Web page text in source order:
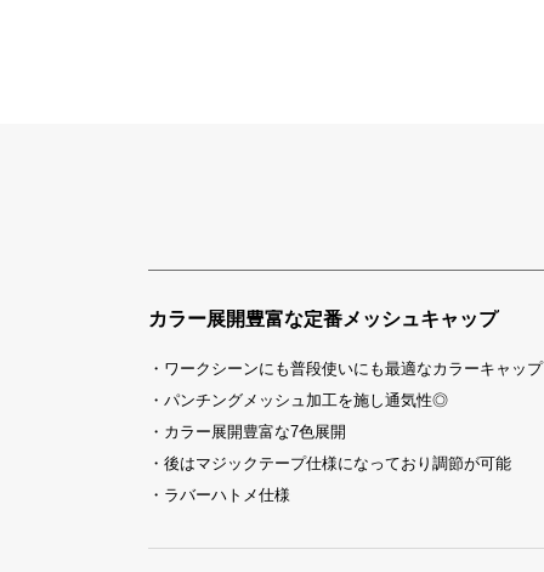
カラー展開豊富な定番メッシュキャップ
・ワークシーンにも普段使いにも最適なカラーキャップ
・パンチングメッシュ加工を施し通気性◎
・カラー展開豊富な7色展開
・後はマジックテープ仕様になっており調節が可能
・ラバーハトメ仕様